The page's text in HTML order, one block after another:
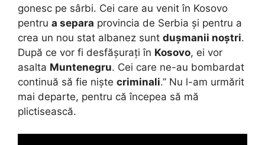
gonesc pe sârbi. Cei care au venit în Kosovo
pentru a separa provincia de Serbia și pentru a
crea un nou stat albanez sunt dușmanii noștri.
După ce vor fi desfășurați în Kosovo, ei vor
asalta Muntenegru. Cei care ne-au bombardat
continuă să fie niște criminali.” Nu l-am urmărit
mai departe, pentru că începea să mă
plictisească.